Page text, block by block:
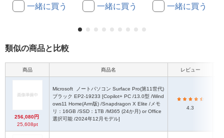
一緒に買う 一緒に買う 一緒に買う
類似の商品と比較
商品 商品名 レビュー
256,080円
25,608pt
Microsoft
ブラック EP2-19233 [Copilot+ PC /13.0型 /Wind
ows11 Home(Arm版) /Snapdragon X Elite /メモ
リ：16GB /SSD：1TB /M365 (24か月) or Office
選択可能 /2024年12月モデル]
4.3